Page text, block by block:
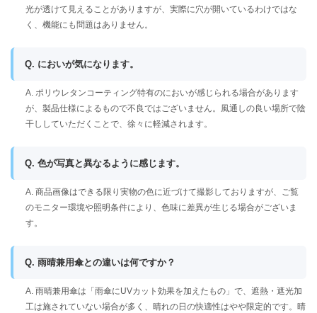
光が透けて見えることがありますが、実際に穴が開いているわけではな
く、機能にも問題はありません。
Q. においが気になります。
A. ポリウレタンコーティング特有のにおいが感じられる場合があります
が、製品仕様によるもので不良ではございません。風通しの良い場所で陰
干ししていただくことで、徐々に軽減されます。
Q. 色が写真と異なるように感じます。
A. 商品画像はできる限り実物の色に近づけて撮影しておりますが、ご覧
のモニター環境や照明条件により、色味に差異が生じる場合がございま
す。
Q. 雨晴兼用傘との違いは何ですか？
A. 雨晴兼用傘は「雨傘にUVカット効果を加えたもの」で、遮熱・遮光加
工は施されていない場合が多く、晴れの日の快適性はやや限定的です。晴